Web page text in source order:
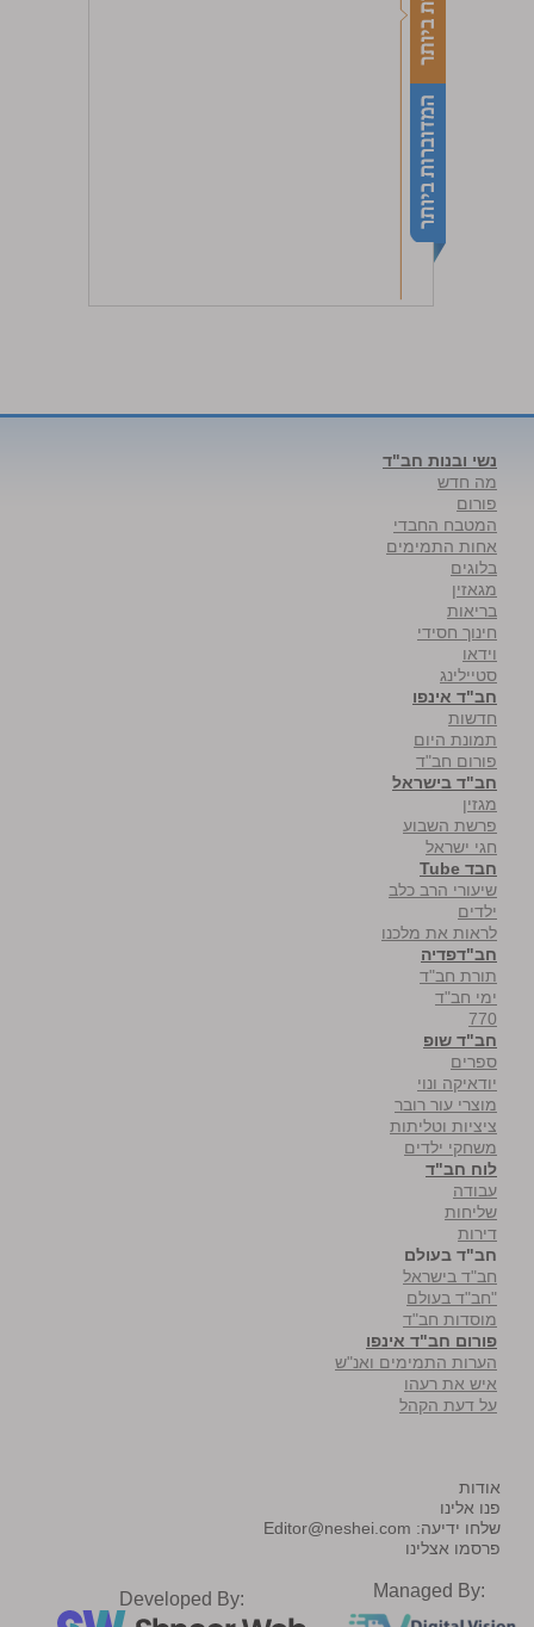
נשי ובנות חב"ד
מה חדש
פורום
המטבח החבדי
אחות התמימים
בלוגים
מגאזין
בריאות
חינוך חסידי
וידאו
סטיילינג
חב"ד אינפו
חדשות
תמונת היום
פורום חב"ד
חב"ד בישראל
מגזין
פרשת השבוע
חגי ישראל
חבד Tube
שיעורי הרב כלב
ילדים
לראות את מלכנו
חב"דפדיה
תורת חב"ד
ימי חב"ד
770
חב"ד שופ
ספרים
יודאיקה ונוי
מוצרי עור רובר
ציציות וטליתות
משחקי ילדים
לוח חב"ד
עבודה
שליחות
דירות
חב"ד בעולם
חב"ד בישראל
"חב"ד בעולם
מוסדות חב"ד
פורום חב"ד אינפו
הערות התמימים ואנ"ש
איש את רעהו
על דעת הקהל
אודות
פנו אלינו
שלחו ידיעה: Editor@neshei.com
פרסמו אצלינו
Developed By: Managed By: